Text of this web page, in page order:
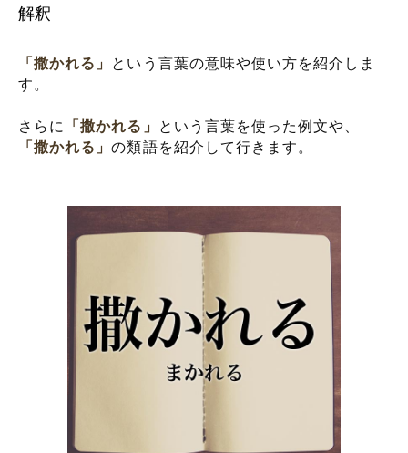
解釈
「撒かれる」 という言葉の意味や使い方を紹介しま
す。
さらに 「撒かれる」
という言葉を使った例文や、
「撒かれる」の類語を紹介して行きます。